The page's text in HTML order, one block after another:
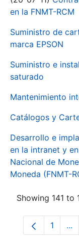
en la FNMT-RCM
Suministro de
marca EPSON
Suministro e
saturado
Mantenimiento
Catálogos y
Desarrollo e
en la intranet y
Nacional de
Moneda (FNMT-
Showing 141 to
Page
1 ...